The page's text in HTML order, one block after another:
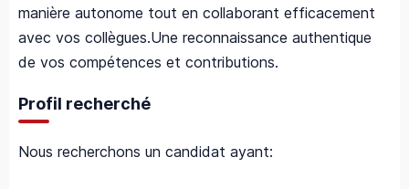
manière autonome tout en collaborant efficacement
avec vos collègues.Une reconnaissance authentique
de vos compétences et contributions.
Profil recherché
Nous recherchons un candidat ayant: